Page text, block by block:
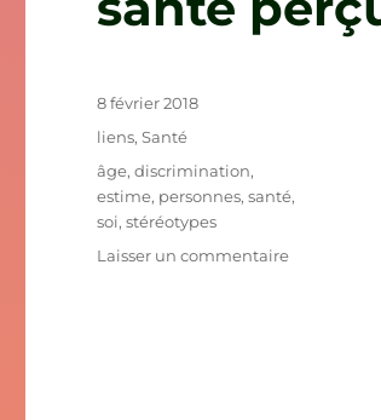
Publié
le
8 février 2018
Catégories
liens,Santé
Étiquettes
âge,discrimination,
estime, personnes,santé,
soi,stéréotypes
Laisser un commentairesur